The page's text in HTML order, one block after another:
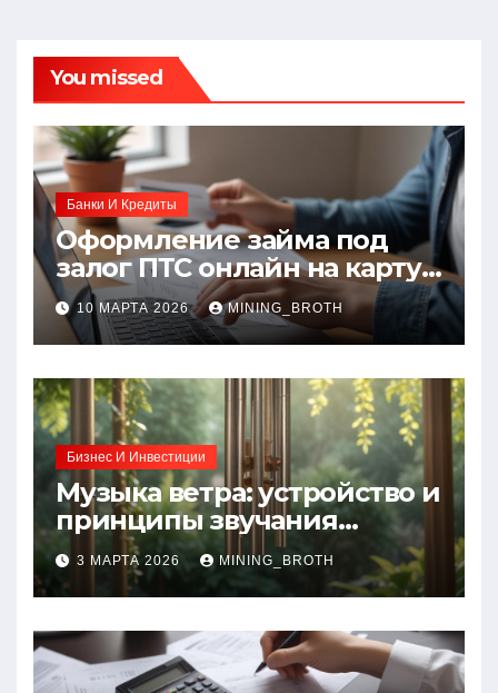
You missed
Банки И Кредиты
Оформление займа под
залог ПТС онлайн на карту
без визита в офис: порядок,
требования и документы
10 МАРТА 2026 MINING_BROTH
Бизнес И Инвестиции
Музыка ветра: устройство и
принципы звучания
колокольчиков
3 МАРТА 2026 MINING_BROTH